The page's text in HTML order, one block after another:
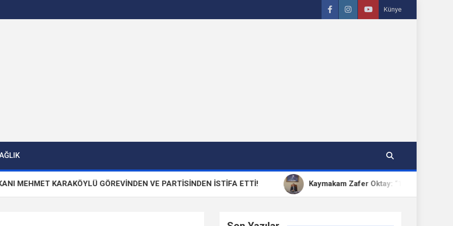
Künye
KARAKÖYLÜ GÖREVİNDEN VE PARTİSİNDEN İSTİFA ETTİ! Kaymakam Zafer Oktay: “15 Temmuz,